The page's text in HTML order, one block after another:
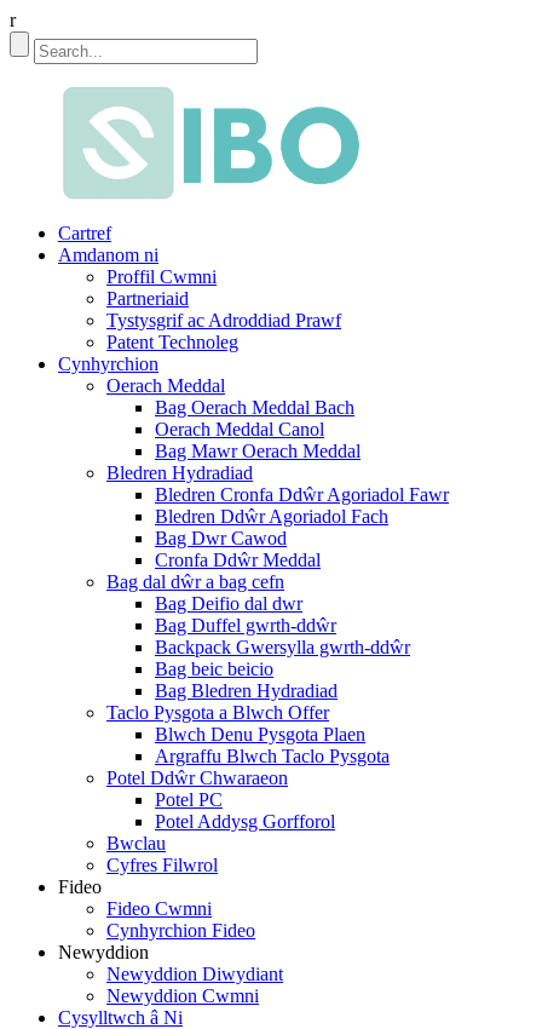
r
Cartref
Amdanom ni
Proffil Cwmni
Partneriaid
Tystysgrif ac Adroddiad Prawf
Patent Technoleg
Cynhyrchion
Oerach Meddal
Bag Oerach Meddal Bach
Oerach Meddal Canol
Bag Mawr Oerach Meddal
Bledren Hydradiad
Bledren Cronfa Ddŵr Agoriadol Fawr
Bledren Ddŵr Agoriadol Fach
Bag Dwr Cawod
Cronfa Ddŵr Meddal
Bag dal dŵr a bag cefn
Bag Deifio dal dwr
Bag Duffel gwrth-ddŵr
Backpack Gwersylla gwrth-ddŵr
Bag beic beicio
Bag Bledren Hydradiad
Taclo Pysgota a Blwch Offer
Blwch Denu Pysgota Plaen
Argraffu Blwch Taclo Pysgota
Potel Ddŵr Chwaraeon
Potel PC
Potel Addysg Gorfforol
Bwclau
Cyfres Filwrol
Fideo
Fideo Cwmni
Cynhyrchion Fideo
Newyddion
Newyddion Diwydiant
Newyddion Cwmni
Cysylltwch â Ni